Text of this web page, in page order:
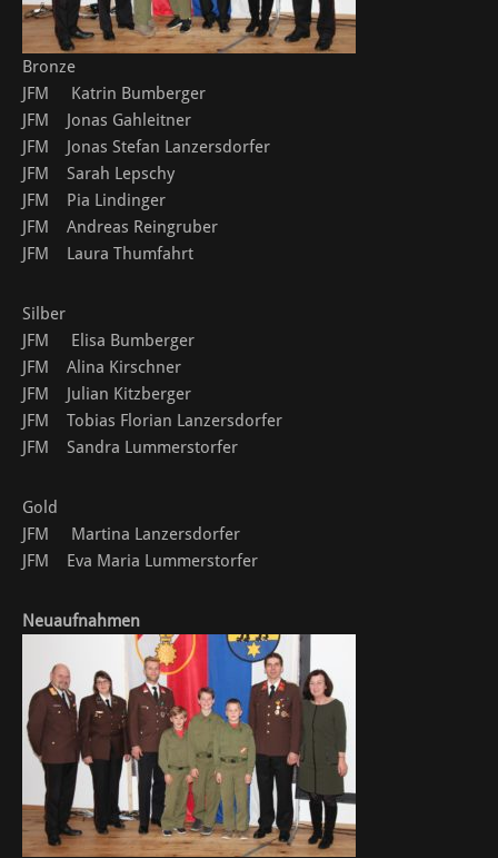
Bronze
JFM Katrin Bumberger
JFM Jonas Gahleitner
JFM Jonas Stefan Lanzersdorfer
JFM Sarah Lepschy
JFM Pia Lindinger
JFM Andreas Reingruber
JFM Laura Thumfahrt
Silber
JFM Elisa Bumberger
JFM Alina Kirschner
JFM Julian Kitzberger
JFM Tobias Florian Lanzersdorfer
JFM Sandra Lummerstorfer
Gold
JFM Martina Lanzersdorfer
JFM Eva Maria Lummerstorfer
Neuaufnahmen